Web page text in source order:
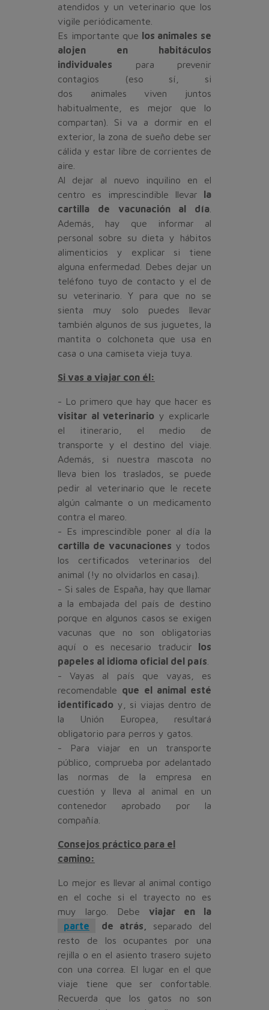
atendidos y un veterinario que los
vigile periódicamente.
Es importante que los animales se
alojen en habitáculos
individuales para prevenir
contagios (eso sí, si
dos animales viven juntos
habitualmente, es mejor que lo
compartan). Si va a dormir en el
exterior, la zona de sueño debe ser
cálida y estar libre de corrientes de
aire.
Al dejar al nuevo inquilino en el
centro es imprescindible llevar la
cartilla de vacunación al día
Además, hay que informar al
personal sobre su dieta y hábitos
alimenticios y explicar si tiene
alguna enfermedad. Debes dejar un
teléfono tuyo de contacto y el de
su veterinario. Y para que no se
sienta muy solo puedes llevar
también algunos de sus juguetes, la
mantita o colchoneta que usa en
casa o una camiseta vieja tuya.
Si vas a viajar con él:
- Lo primero que hay que hacer es
visitar al veterinario y explicarle
el itinerario, el medio de
transporte y el destino del viaje.
Además, si nuestra mascota no
lleva bien los traslados, se puede
pedir al veterinario que le recete
algún calmante o un medicamento
contra el mareo.
- Es imprescindible poner al día la
cartilla de vacunaciones y todos
los certificados veterinarios del
animal (!y no olvidarlos en casa¡).
- Si sales de España, hay que llamar
a la embajada del país de destino
porque en algunos casos se exigen
vacunas que no son obligatorias
aquí o es necesario traducir los
papeles al idioma oficial del país
- Vayas al país que vayas, es
recomendable que el animal esté
identificado y, si viajas dentro de
la Unión Europea, resultará
obligatorio para perros y gatos.
- Para viajar en un transporte
público, comprueba por adelantado
las normas de la empresa en
cuestión y lleva al animal en un
contenedor aprobado por la
compañía.
Consejos práctico para el
camino:
Lo mejor es llevar al animal contigo
en el coche si el trayecto no es
muy largo. Debe viajar en la
parte
de atrás,
separado del
resto de los ocupantes por una
rejilla o en el asiento trasero sujeto
con una correa. El lugar en el que
viaje tiene que ser confortable.
Recuerda que los gatos no son